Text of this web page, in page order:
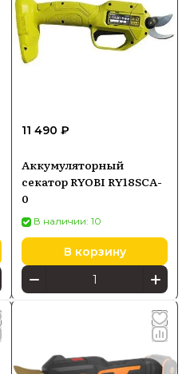
11 490 ₽
Аккумуляторный
секатор RYOBI RY18SCA-
0
В наличии: 10
В корзину